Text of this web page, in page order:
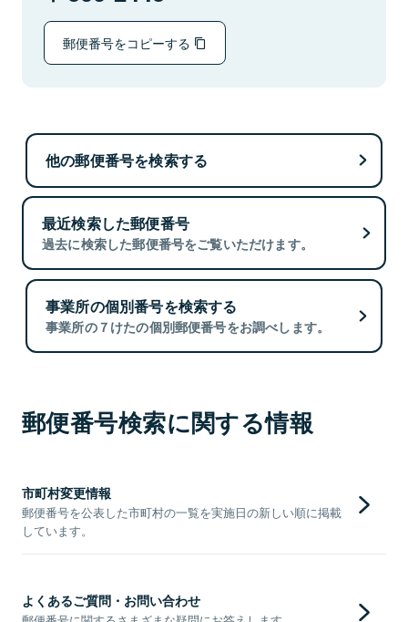
郵便番号をコピーする
他の郵便番号を検索する
最近検索した郵便番号
過去に検索した郵便番号をご覧いただけます。
事業所の個別番号を検索する
事業所の７けたの個別郵便番号をお調べします。
郵便番号検索に関する情報
市町村変更情報
郵便番号を公表した市町村の一覧を実施日の新しい順に掲載
しています。
よくあるご質問・お問い合わせ